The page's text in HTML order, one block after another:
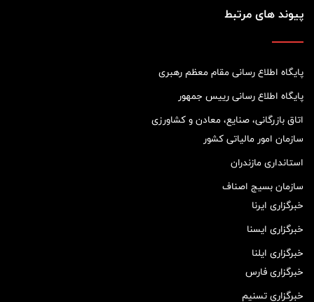
پیوند های مرتبط
پایگاه اطلاع رسانی مقام معظم رهبری
پایگاه اطلاع رسانی رییس جمهور
اتاق بازرگانی، صنایع، معادن و کشاورزی
سازمان امور مالیاتی کشور
استانداری مازندران
سازمان بسیج اصناف
خبرگزاری ایرنا
خبرگزاری ایسنا
خبرگزاری ایلنا
خبرگزاری فارس
خبرگزاری تسنیم